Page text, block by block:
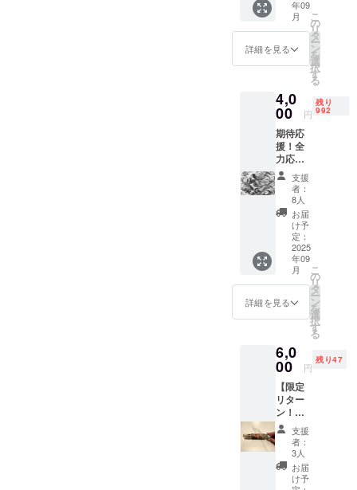
したポ
スト
カード
を提供
しま
す。 ・
厳選し
た5種類
から3枚
をお届
けしま
す ※ポ
スト
カード
の選
択、交
換はで
きませ
ん。
年09
月
詳細を見る
こ
の
リ
タ
ー
ン
を
選
択
す
る
4,0
00 円
残り
992
期待応
援！全
力応
援！
【A4サ
イズ・
プリン
ト版
画】額
縁付き
雅龍が
デザイ
ンした
デジタ
ル画を
提供し
・サイ
ズA4 ・
デザイ
ンは3種
類の中
からお
選びく
ださ
い！ ※
デザイ
ンの選
支援
者：
8人
お届
け予
定：
2025
年09
月
詳細を見る
こ
の
リ
タ
ー
ン
を
選
択
す
る
6,0
00 円
残り47
【限定
リター
ン！】
パリか
ら、幸
せをお
届け！
ルーブ
支援
者：
3人
お届
け予